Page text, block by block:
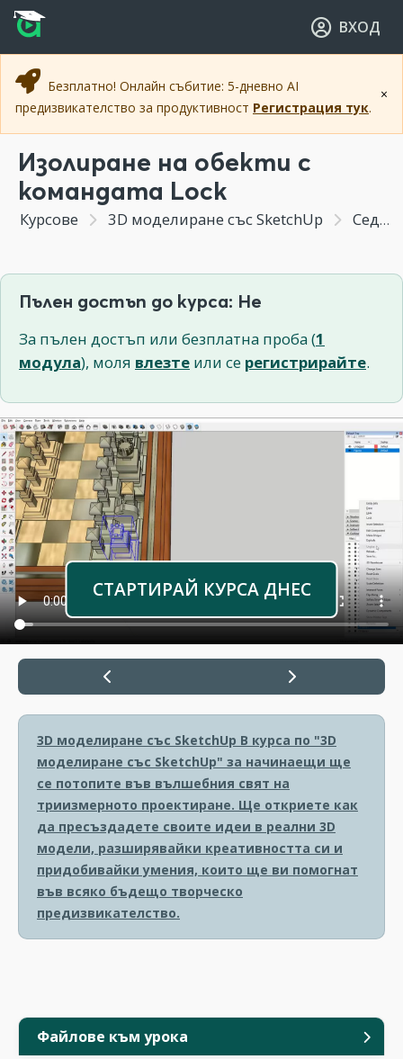
Прескочи към основното съдържание
Прескочи към навигацията
ВХОД
×
Безплатно! Онлайн събитие: 5-дневно AI
предизвикателство за продуктивност Регистрация тук.
Файлове към урока
Изолиране на обекти с
командата Lock
Курсове 3D моделиране със SketchUp Седмица 6 - Информативни инструменти и допълнителни команди
Пълен достъп до курса: Не
За пълен достъп или безплатна проба (1
модула), моля влезте или се регистрирайте.
СТАРТИРАЙ КУРСА ДНЕС
3D моделиране със SketchUp В курса по "3D
моделиране със SketchUp" за начинаещи ще
се потопите във вълшебния свят на
триизмерното проектиране. Ще откриете как
да пресъздадете своите идеи в реални 3D
модели, разширявайки креативността си и
придобивайки умения, които ще ви помогнат
във всяко бъдещо творческо
предизвикателство.